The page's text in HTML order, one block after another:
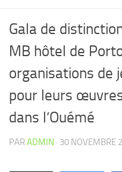
Gala de
MB hôtel de
organisations de
pour leurs
dans l’Ouémé
PARADMIN · 30 NOVEMBRE